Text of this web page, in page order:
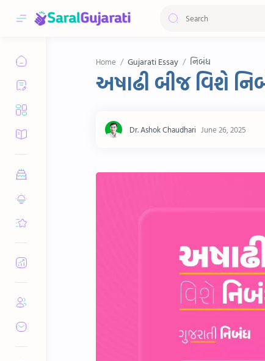
Home Gujarati Essay નિબંધ
અષાઢી બીજ વિશે